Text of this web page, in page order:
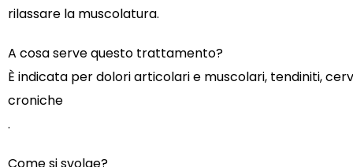
rilassare la muscolatura.
A cosa serve questo trattamento?
È indicata per dolori articolari e muscolari, tendiniti,
croniche
.
Come si svolge?